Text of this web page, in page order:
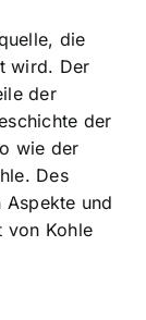
die
wird. Der
der
der
wie der
Des
und
von Kohle